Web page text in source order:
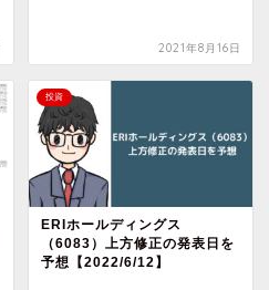
2021年8月16日
投資
ERIホールディングス
（6083）上方修正の発表日を
予想【2022/6/12】